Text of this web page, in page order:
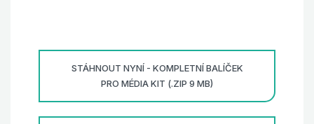
STÁHNOUT NYNÍ - KOMPLETNÍ BALÍČEK
PRO MÉDIA KIT (.ZIP 9 MB)